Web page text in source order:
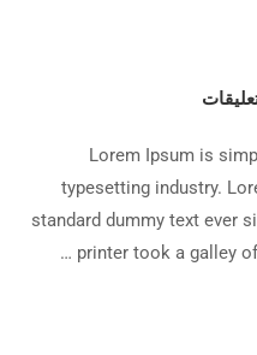
Lorem Ipsum is
typesetting industry.
standard dummy text ever
printer took a galley